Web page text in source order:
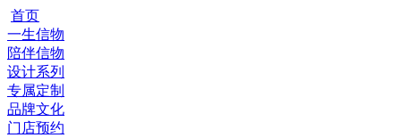
首页
一生信物
陪伴信物
设计系列
专属定制
品牌文化
门店预约